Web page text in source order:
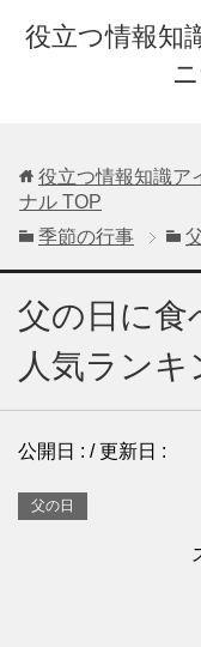
役立つ情報知
役立つ情報知識ア
ナル TOP
季節の行事
父の日に食
人気ランキ
公開日 : / 更新日 :
父の日